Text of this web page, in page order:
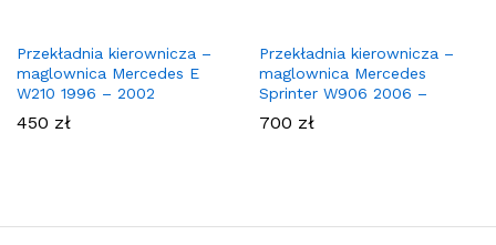
Przekładnia kierownicza –
maglownica Mercedes E
W210 1996 – 2002
450 zł
Przekładnia kierownicza –
maglownica Mercedes
Sprinter W906 2006 –
700 zł